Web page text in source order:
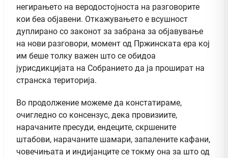
негирањето на веродостојноста на разговорите
кои беа објавени. Откажувањето е всушност
дуплирано со законот за забрана за објавување
на нови разговори, момент од Пржинската ера кој
им беше толку важен што се обидоа
јурисдикцијата на Собранието да ја прошират на
странска територија.
Во продолжение можеме да констатираме,
очигледно со консензус, дека провизиите,
нарачаните пресуди, ендеците, скршените
штабови, нарачаните шамари, запалените кафани,
човечињата и индијанците се токму она за што од